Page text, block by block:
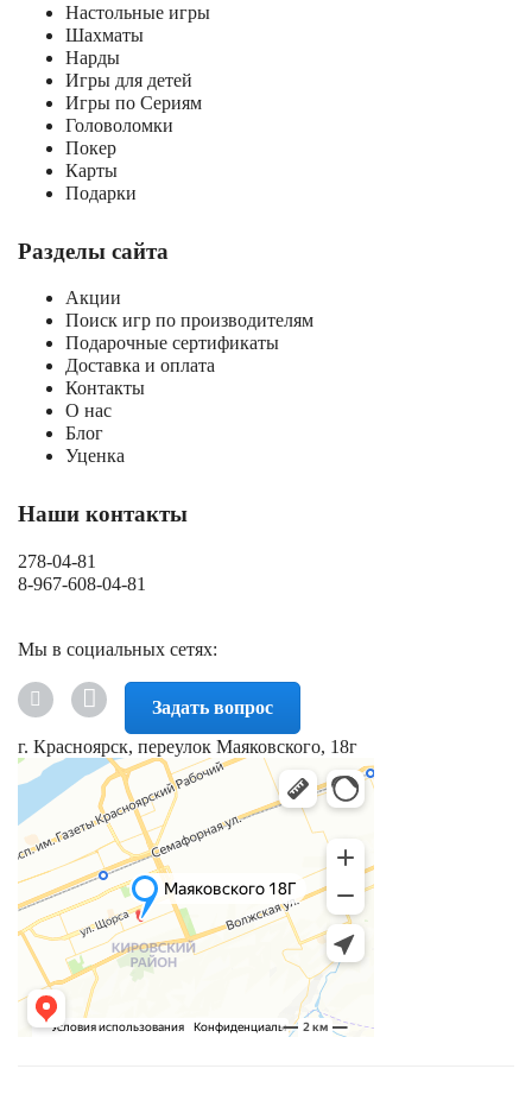
Настольные игры
Шахматы
Нарды
Игры для детей
Игры по Сериям
Головоломки
Покер
Карты
Подарки
Разделы сайта
Акции
Поиск игр по производителям
Подарочные сертификаты
Доставка и оплата
Контакты
О нас
Блог
Уценка
Наши контакты
278-04-81
8-967-608-04-81
Мы в социальных сетях:
Задать вопрос
г. Красноярск, переулок Маяковского, 18г